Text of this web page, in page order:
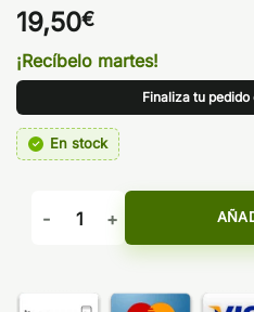
19,50€
¡Recíbelo martes!
Finaliza tu pedido
En stock
Aroma Baklava 30ml/120